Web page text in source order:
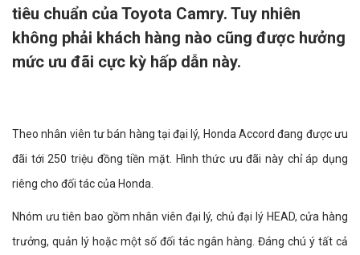
tiêu chuẩn của Toyota Camry. Tuy nhiên
không phải khách hàng nào cũng được hưởng
mức ưu đãi cực kỳ hấp dẫn này.
Theo nhân viên tư bán hàng tại đại lý, Honda Accord đang được ưu
đãi tới 250 triệu đồng tiền mặt. Hình thức ưu đãi này chỉ áp dụng
riêng cho đối tác của Honda.
Nhóm ưu tiên bao gồm nhân viên đại lý, chủ đại lý HEAD, cửa hàng
trưởng, quản lý hoặc một số đối tác ngân hàng. Đáng chú ý tất cả